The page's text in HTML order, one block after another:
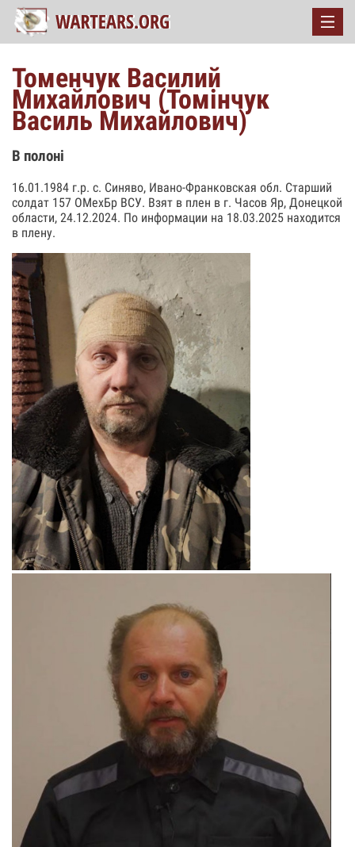
Томенчук Василий
Михайлович (Томінчук
Василь Михайлович)
В полоні
16.01.1984 г.р. с. Синяво, Ивано-Франковская обл. Старший
солдат 157 ОМехБр ВСУ. Взят в плен в г. Часов Яр, Донецкой
области, 24.12.2024. По информации на 18.03.2025 находится
в плену.